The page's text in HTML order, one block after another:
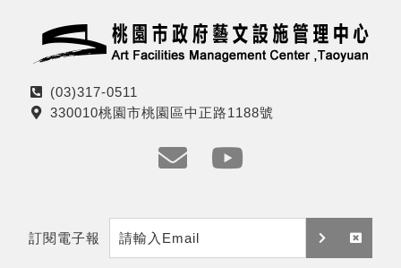
電
話
(03)317-0511
地
330010桃園市桃園區中正路1188號
m
a
t
訂閱電子報
訂 取